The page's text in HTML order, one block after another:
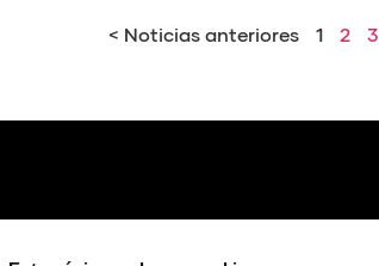
< Noticias anteriores 1 2 3